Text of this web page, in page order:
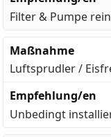
Filter & Pumpe
Luftsprudler /
Unbedingt